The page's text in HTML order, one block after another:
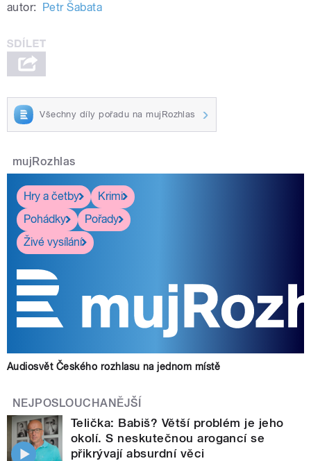
autor: Petr Šabata
Všechny díly pořadu na mujRozhlas
mujRozhlas
Hry a četby
Krimi
Pohádky
Pořady
Živé vysílání
Audiosvět Českého rozhlasu na jednom místě
NEJPOSLOUCHANĚJŠÍ
Telička: Babiš? Větší problém je jeho
okolí. S neskutečnou arogancí se
přikrývají absurdní věci